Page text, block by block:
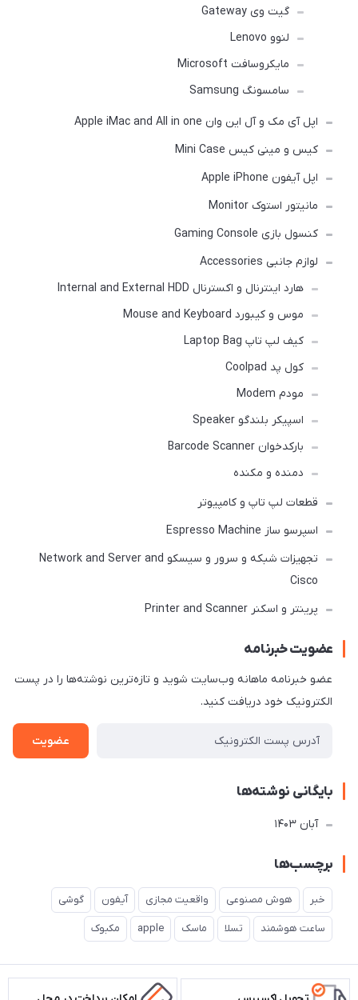
گیت وی Gateway
لنوو Lenovo
مایکروسافت Microsoft
سامسونگ Samsung
اپل آی مک و آل این وان Apple iMac and All in one
کیس و مینی کیس Mini Case
اپل آیفون Apple iPhone
مانیتور استوک Monitor
کنسول بازی Gaming Console
لوازم جانبی Accessories
هارد اینترنال و اکسترنال Internal and External HDD
موس و کیبورد Mouse and Keyboard
کیف لپ تاپ Laptop Bag
کول پد Coolpad
مودم Modem
اسپیکر بلندگو Speaker
بارکدخوان Barcode Scanner
دمنده و مکنده
قطعات لپ تاپ و کامپیوتر
اسپرسو ساز Espresso Machine
تجهیزات شبکه و سرور و سیسکو Network and Server and
Cisco
پرینتر و اسکنر Printer and Scanner
عضویت خبرنامه
عضو خبرنامه ماهانه وب‌سایت شوید و تازه‌ترین نوشته‌ها را در پست
الکترونیک خود دریافت کنید.
عضویت
بایگانی نوشته‌ها
آبان 1403
برچسب‌ها
خبر هوش مصنوعی واقعیت مجازی آیفون گوشی
ساعت هوشمند تسلا ماسک apple مکبوک